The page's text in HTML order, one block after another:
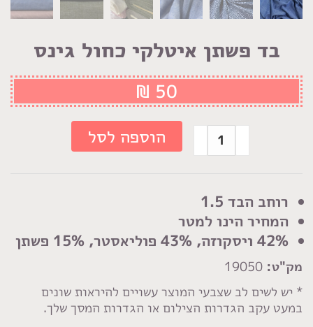
בד פשתן איטלקי כחול גינס
רוחב הבד 1.5
המחיר הינו למטר
42% ויסקוזה, 43% פוליאסטר, 15% פשתן
מק"ט:
* יש לשים לב שצבעי המוצר עשויים להיראות שונים
במעט עקב הגדרות הצילום או הגדרות המסך שלך.
₪ 50
כמות
של
פשתן
איטלקי
כחול
גינס
הוספה לסל